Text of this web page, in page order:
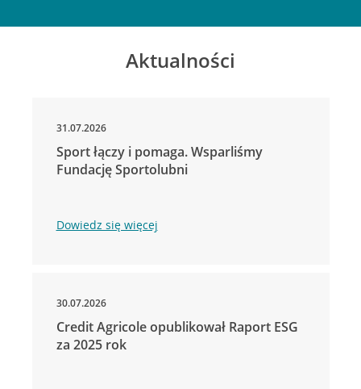
Aktualności
31.07.2026
Sport łączy i pomaga. Wsparliśmy
Fundację Sportolubni
Dowiedz się więcej
30.07.2026
Credit Agricole opublikował Raport ESG
za 2025 rok